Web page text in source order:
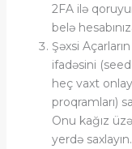
2FA ilə
belə
Şəxsi
ifadəsini
heç vaxt
proqramları)
Onu kağız
yerdə saxlayın.